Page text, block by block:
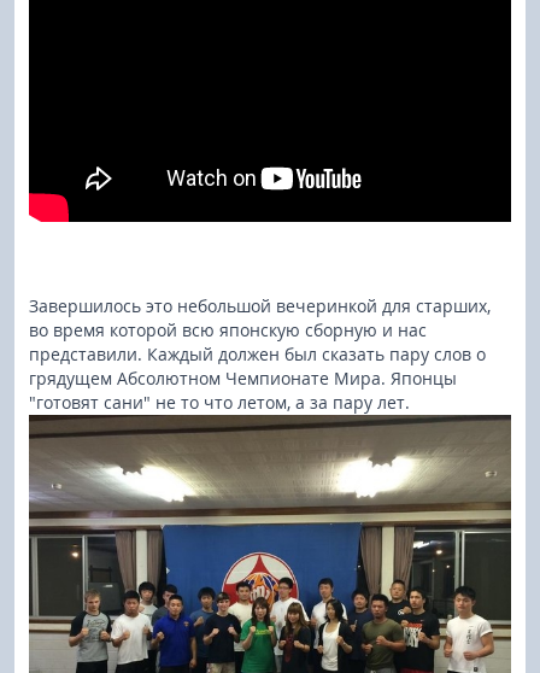
Завершилось это небольшой вечеринкой для старших,
во время которой всю японскую сборную и нас
представили. Каждый должен был сказать пару слов о
грядущем Абсолютном Чемпионате Мира. Японцы
"готовят сани" не то что летом, а за пару лет.